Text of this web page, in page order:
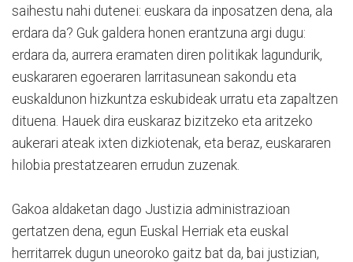
saihestu nahi dutenei: euskara da inposatzen dena, ala
erdara da? Guk galdera honen erantzuna argi dugu:
erdara da, aurrera eramaten diren politikak lagundurik,
euskararen egoeraren larritasunean sakondu eta
euskaldunon hizkuntza eskubideak urratu eta zapaltzen
dituena. Hauek dira euskaraz bizitzeko eta aritzeko
aukerari ateak ixten dizkiotenak, eta beraz, euskararen
hilobia prestatzearen errudun zuzenak.
Gakoa aldaketan dago Justizia administrazioan
gertatzen dena, egun Euskal Herriak eta euskal
herritarrek dugun uneoroko gaitz bat da, bai justizian,